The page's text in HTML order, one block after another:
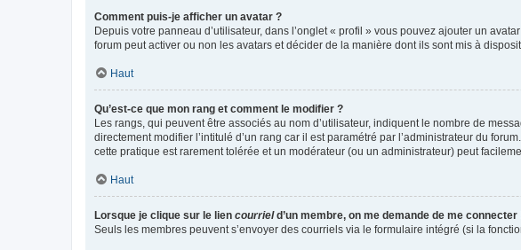
Comment puis-je afficher un avatar ?
Depuis votre panneau d’utilisateur, dans l’onglet « profil » vous pouvez ajouter un
forum peut activer ou non les avatars et décider de la manière dont ils sont mis à
Haut
Qu’est-ce que mon rang et comment le modifier ?
Les rangs, qui peuvent être associés au nom d’utilisateur, indiquent le nombre de
directement modifier l’intitulé d’un rang car il est paramétré par l’administrateur du
cette pratique est rarement tolérée et un modérateur (ou un administrateur) peut
Haut
Lorsque je clique sur le lien courrield’un membre, on me demande de me connecter
Seuls les membres peuvent s’envoyer des courriels via le formulaire intégré (si la